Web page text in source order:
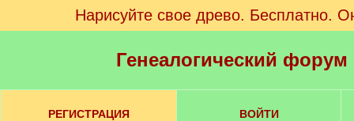
Нарисуйте свое древо. Бесплатно.
Генеалогический
РЕГИСТРАЦИЯ ВОЙТИ